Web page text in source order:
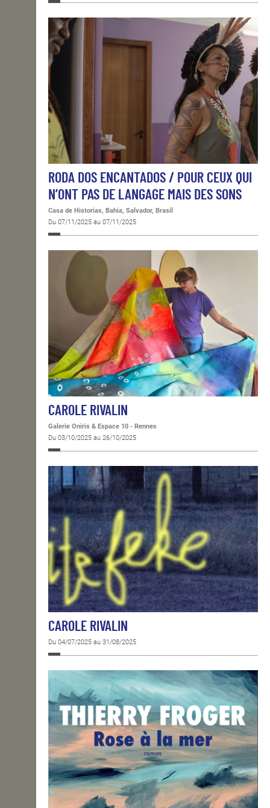
RODA DOS ENCANTADOS / POUR CEUX QUI
N’ONT PAS DE LANGAGE MAIS DES SONS
Casa de Historias, Bahia, Salvador, Brasil
Du 07/11/2025 au 07/11/2025
CAROLE RIVALIN
Galerie Oniris & Espace 10 - Rennes
Du 03/10/2025 au 26/10/2025
CAROLE RIVALIN
Du 04/07/2025 au 31/08/2025